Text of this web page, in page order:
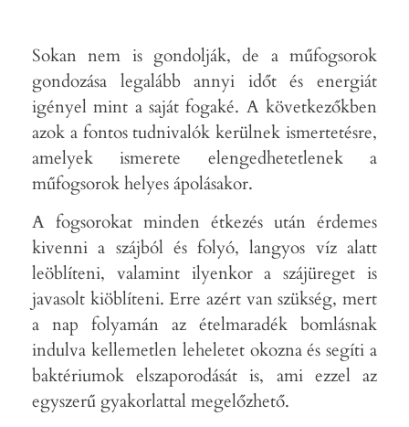
Sokan nem is gondolják, de a műfogsorok
gondozása legalább annyi időt és energiát
igényel mint a saját fogaké. A következőkben
azok a fontos tudnivalók kerülnek ismertetésre,
amelyek ismerete elengedhetetlenek a
műfogsorok helyes ápolásakor.
A fogsorokat minden étkezés után érdemes
kivenni a szájból és folyó, langyos víz alatt
leöblíteni, valamint ilyenkor a szájüreget is
javasolt kiöblíteni. Erre azért van szükség, mert
a nap folyamán az ételmaradék bomlásnak
indulva kellemetlen leheletet okozna és segíti a
baktériumok elszaporodását is, ami ezzel az
egyszerű gyakorlattal megelőzhető.